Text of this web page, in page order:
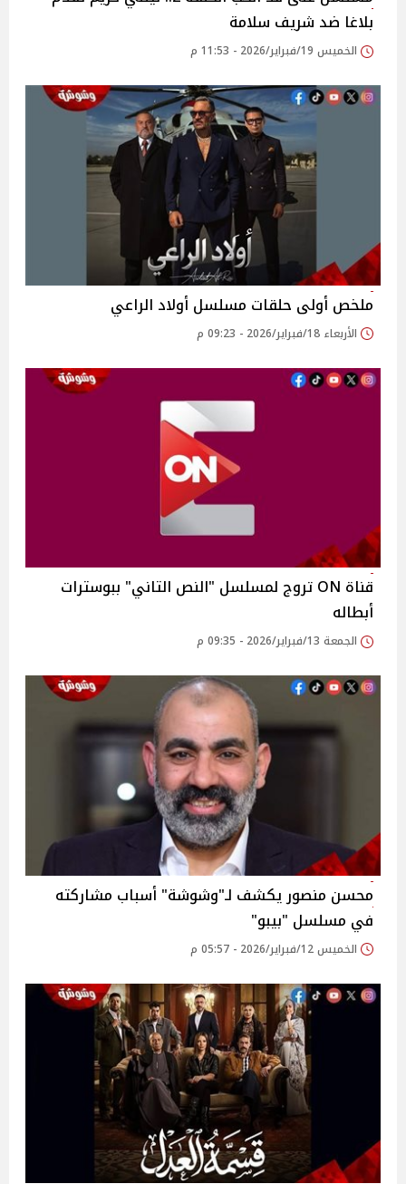
بلاغا ضد شريف سلامة
الخميس 19/فبراير/2026 - 11:53 م
ملخص أولى حلقات مسلسل أولاد الراعي
الأربعاء 18/فبراير/2026 - 09:23 م
قناة ON تروج لمسلسل "النص التاني" ببوسترات
أبطاله
الجمعة 13/فبراير/2026 - 09:35 م
محسن منصور يكشف لـ"وشوشة" أسباب مشاركته
في مسلسل "بيبو"
الخميس 12/فبراير/2026 - 05:57 م